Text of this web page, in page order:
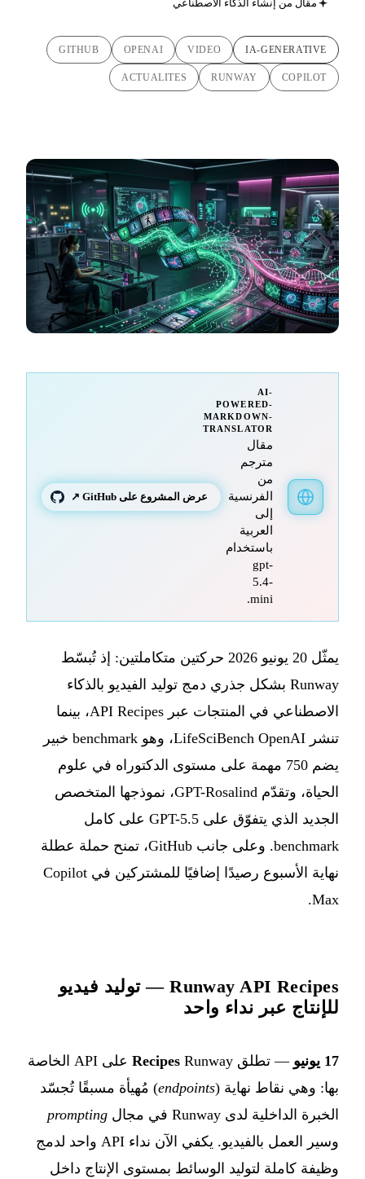
مقال من إنشاء الذكاء الاصطناعي
IA-GENERATIVE
VIDEO
OPENAI
GITHUB
COPILOT
RUNWAY
ACTUALITES
AI-
POWERED-
MARKDOWN-
TRANSLATOR
مقال
مترجم
من
الفرنسية
إلى
العربية
باستخدام
gpt-
5.4-
mini.
عرض المشروع على GitHub ↗
يمثّل 20 يونيو 2026 حركتين متكاملتين: إذ تُبسّط
Runway بشكل جذري دمج توليد الفيديو بالذكاء
الاصطناعي في المنتجات عبر API Recipes، بينما
تنشر OpenAI ‏LifeSciBench، وهو benchmark خبير
يضم 750 مهمة على مستوى الدكتوراه في علوم
الحياة، وتقدّم GPT-Rosalind، نموذجها المتخصص
الجديد الذي يتفوّق على GPT-5.5 على كامل
benchmark. وعلى جانب GitHub، تمنح حملة عطلة
نهاية الأسبوع رصيدًا إضافيًا للمشتركين في Copilot
Max.
Runway API Recipes — توليد فيديو
للإنتاج عبر نداء واحد
17 يونيو — تطلق Runway ‏ Recipes
على API الخاصة
بها: وهي نقاط نهاية (endpoints) مُهيأة مسبقًا تُجسّد
الخبرة الداخلية لدى Runway في مجال
prompting
وسير العمل بالفيديو. يكفي الآن نداء API واحد لدمج
وظيفة كاملة لتوليد الوسائط بمستوى الإنتاج داخل